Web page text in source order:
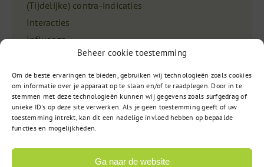
Beheer cookie toestemming
Om de beste ervaringen te bieden, gebruiken wij technologieën zoals cookies
om informatie over je apparaat op te slaan en/of te raadplegen. Door in te
stemmen met deze technologieën kunnen wij gegevens zoals surfgedrag of
unieke ID's op deze site verwerken. Als je geen toestemming geeft of uw
toestemming intrekt, kan dit een nadelige invloed hebben op bepaalde
functies en mogelijkheden.
Ga naar de website
(Tijdelijke) contra-indicaties
Interacties
Influenza
Bijwerkingen/reacties op vaccinatie
Griepvaccin
Effectiviteit
Type vaccin